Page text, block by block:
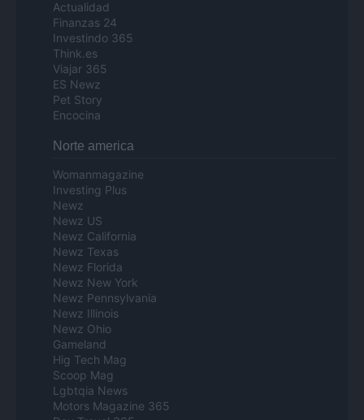
Actualidad
Finanzas 24
Investindo 365
Think.es
Viajar 365
ES Newz
Pet Story
Encocina
Norte america
Womanmagazine
Investing Plus
Newz
Newz US
Newz California
Newz Texas
Newz Florida
Newz New York
Newz Pennsylvania
Newz Illinois
Newz Ohio
Gameland
Hig Tech Mag
Scoop Mag
Lgbtqia News
Motors Magazine 365